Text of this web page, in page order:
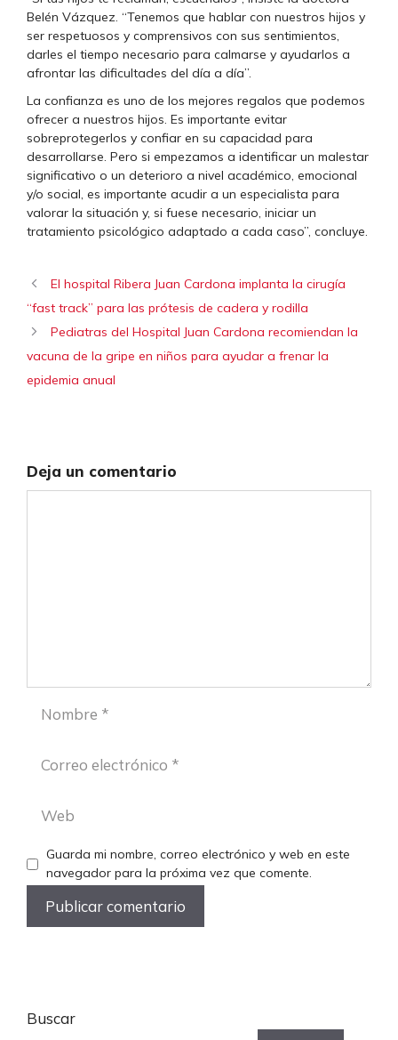
Belén Vázquez. “Tenemos que hablar con nuestros hijos y
ser respetuosos y comprensivos con sus sentimientos,
darles el tiempo necesario para calmarse y ayudarlos a
afrontar las dificultades del día a día”.
La confianza es uno de los mejores regalos que podemos
ofrecer a nuestros hijos. Es importante evitar
sobreprotegerlos y confiar en su capacidad para
desarrollarse. Pero si empezamos a identificar un malestar
significativo o un deterioro a nivel académico, emocional
y/o social, es importante acudir a un especialista para
valorar la situación y, si fuese necesario, iniciar un
tratamiento psicológico adaptado a cada caso”, concluye.
El hospital Ribera Juan Cardona implanta la cirugía
“fast track” para las prótesis de cadera y rodilla
Pediatras del Hospital Juan Cardona recomiendan la
vacuna de la gripe en niños para ayudar a frenar la
epidemia anual
Deja un comentario
Nombre
electrónico
Guarda mi nombre, correo electrónico y web en este
navegador para la próxima vez que comente.
Buscar